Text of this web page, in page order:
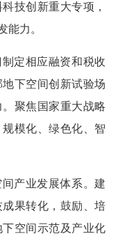
技创新重大专项，
能力。
定相应融资和税收
下空间创新试验场
聚焦国家重大战略
模化、绿色化、智
产业发展体系。建
果转化，鼓励、培
空间示范及产业化